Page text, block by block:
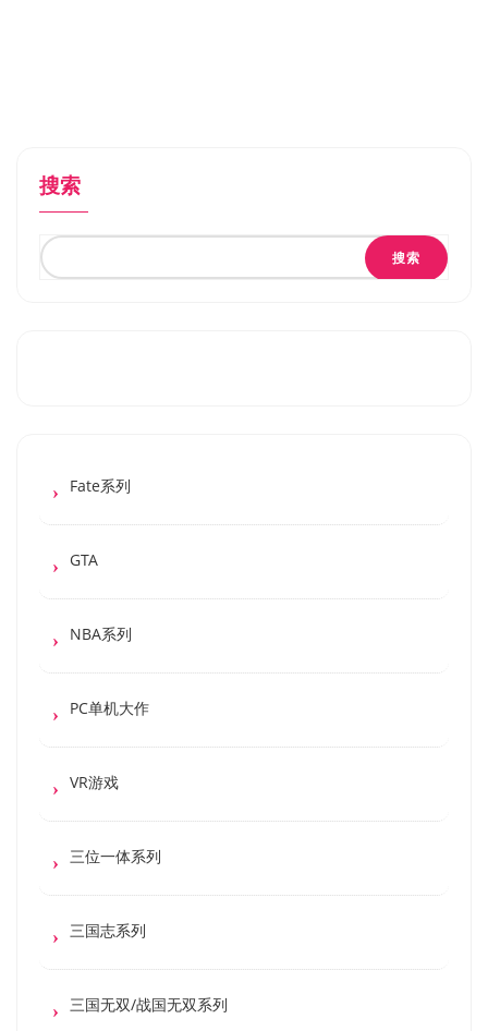
搜索
搜索
Fate系列
GTA
NBA系列
PC单机大作
VR游戏
三位一体系列
三国志系列
三国无双/战国无双系列